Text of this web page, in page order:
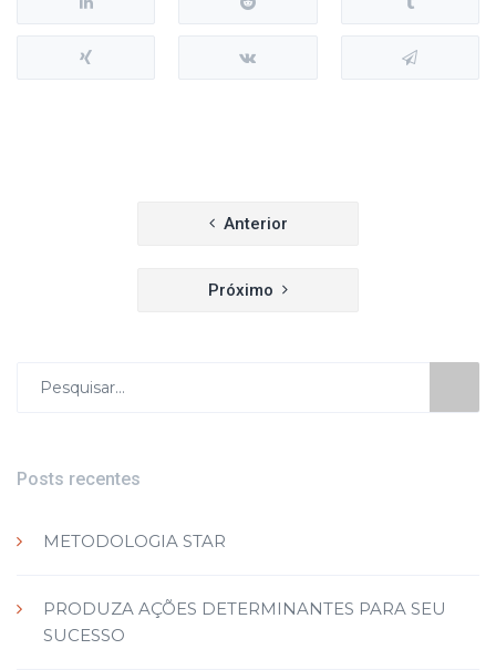
NavegaçãoAnterior
Próximo
por:
Posts recentes
METODOLOGIA STAR
PRODUZA AÇÕES DETERMINANTES PARA SEU
SUCESSO